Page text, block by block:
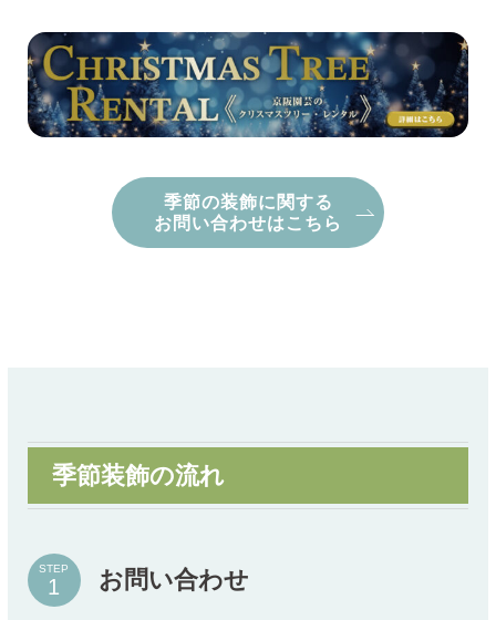
季節の装飾に関する
お問い合わせはこちら
季節装飾の流れ
STEP お問い合わせ